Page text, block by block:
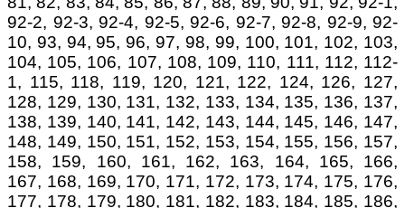
92-2, 92-3, 92-4, 92-5, 92-6, 92-7, 92-8, 92-9, 92-
10, 93, 94, 95, 96, 97, 98, 99, 100, 101, 102, 103,
104, 105, 106, 107, 108, 109, 110, 111, 112, 112-
1, 115, 118, 119, 120, 121, 122, 124, 126, 127,
128, 129, 130, 131, 132, 133, 134, 135, 136, 137,
138, 139, 140, 141, 142, 143, 144, 145, 146, 147,
148, 149, 150, 151, 152, 153, 154, 155, 156, 157,
158, 159, 160, 161, 162, 163, 164, 165, 166,
167, 168, 169, 170, 171, 172, 173, 174, 175, 176,
177, 178, 179, 180, 181, 182, 183, 184, 185, 186,